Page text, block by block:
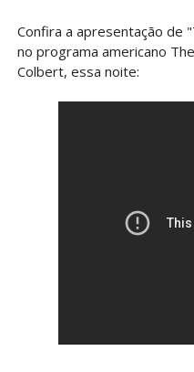
Confira a apresentação de
no programa americano
Colbert, essa noite: